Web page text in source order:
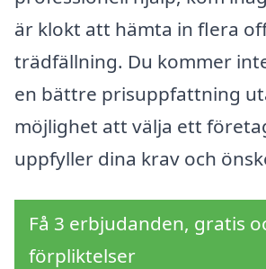
är klokt att hämta in flera
trädfällning. Du kommer
en bättre prisuppfattning
möjlighet att välja ett
uppfyller dina krav och
Få 3 erbjudanden, gratis
förpliktelser